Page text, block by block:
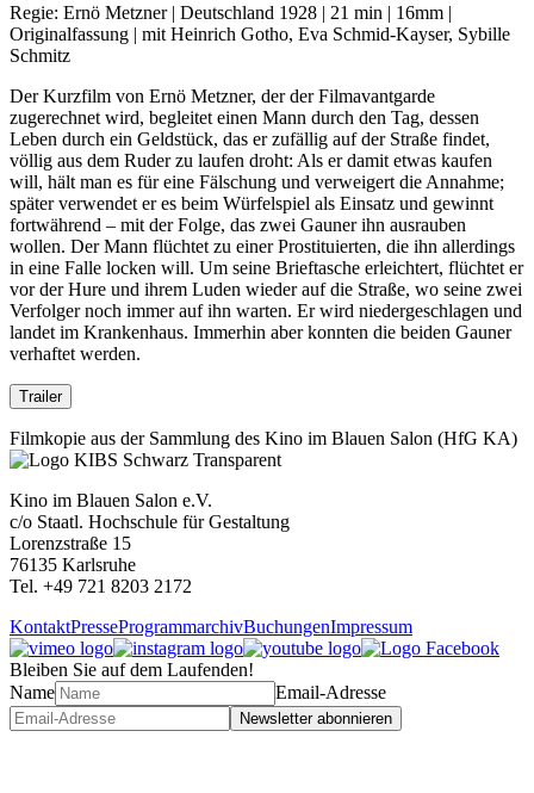
Regie: Ernö Metzner | Deutschland 1928 | 21 min | 16mm |
Originalfassung | mit Heinrich Gotho, Eva Schmid-Kayser, Sybille
Schmitz
Der Kurzfilm von Ernö Metzner, der der Filmavantgarde
zugerechnet wird, begleitet einen Mann durch den Tag, dessen
Leben durch ein Geldstück, das er zufällig auf der Straße findet,
völlig aus dem Ruder zu laufen droht: Als er damit etwas kaufen
will, hält man es für eine Fälschung und verweigert die Annahme;
später verwendet er es beim Würfelspiel als Einsatz und gewinnt
fortwährend – mit der Folge, das zwei Gauner ihn ausrauben
wollen. Der Mann flüchtet zu einer Prostituierten, die ihn allerdings
in eine Falle locken will. Um seine Brieftasche erleichtert, flüchtet er
vor der Hure und ihrem Luden wieder auf die Straße, wo seine zwei
Verfolger noch immer auf ihn warten. Er wird niedergeschlagen und
landet im Krankenhaus. Immerhin aber konnten die beiden Gauner
verhaftet werden.
Trailer
Filmkopie aus der Sammlung des Kino im Blauen Salon (HfG KA)
Kino im Blauen Salon e.V.
c/o Staatl. Hochschule für Gestaltung
Lorenzstraße 15
76135 Karlsruhe
Tel. +49 721 8203 2172
KontaktPresseProgrammarchivBuchungenImpressum
Bleiben Sie auf dem Laufenden!
Name
Email-Adresse
Newsletter abonnieren